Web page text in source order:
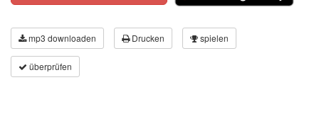
mp3 downloaden Drucken spielen
überprüfen